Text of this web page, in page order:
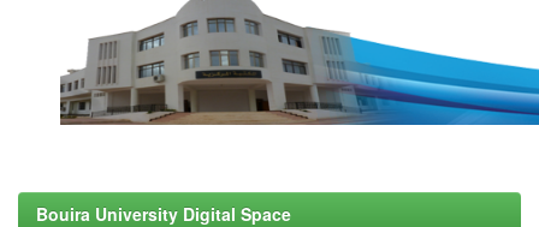
Bouira University Digital Space